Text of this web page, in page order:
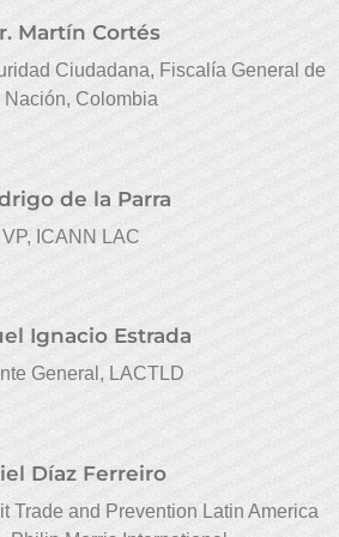
Martín Cortés
Ciudadana, Fiscalía General de
Nación, Colombia
de la Parra
VP, ICANN LAC
Ignacio Estrada
General, LACTLD
Díaz Ferreiro
Trade and Prevention Latin America